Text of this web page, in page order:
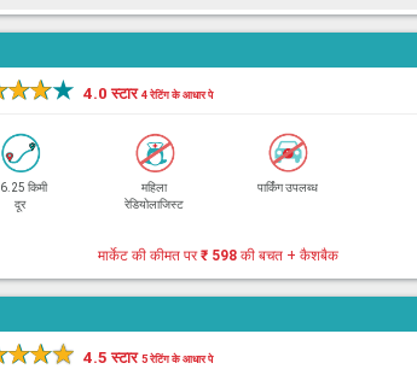
★★★ 4.0 स्टार4 रेटिंग के आधार पे
किमी
दूर
महिला
रेडियोलाजिस्ट
पार्किंग उपलब्ध
मार्केट की कीमत पर₹ 598 की बचत + कैशबैक
★★★ 4.5 स्टार5 रेटिंग के आधार पे